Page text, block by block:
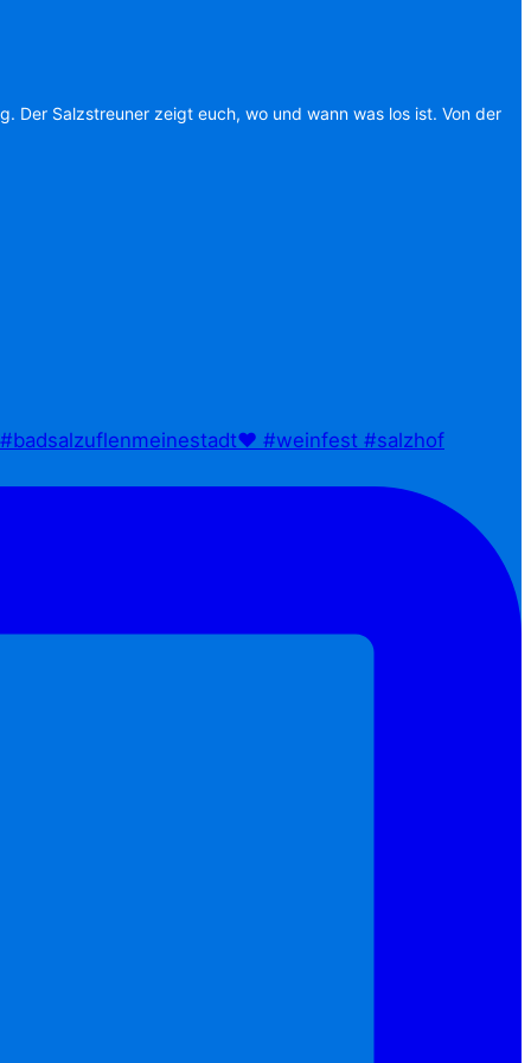
Der Salzstreuner zeigt euch, wo und wann was los ist. Von der